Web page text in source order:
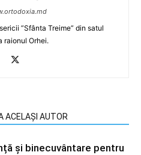
”Sfânta Treime” din satul
raionul Orhei.
ACELAȘI AUTOR
și binecuvântare pentru